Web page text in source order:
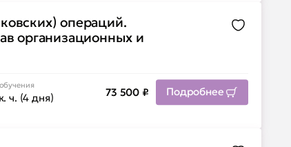
Добавить
операций.
организационных и
ч. (4 дня) 73 500 ₽ Подробнее